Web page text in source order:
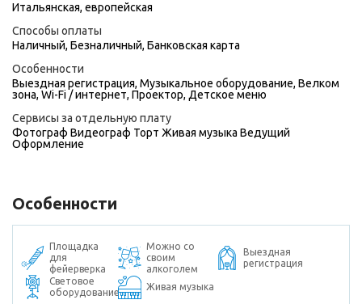
Итальянская, европейская
Способы оплаты
Наличный, Безналичный, Банковская карта
Особенности
Выездная регистрация, Музыкальное оборудование, Велком
зона, Wi-Fi / интернет, Проектор, Детское меню
Сервисы за отдельную плату
Фотограф Видеограф Торт Живая музыка Ведущий
Оформление
Особенности
Площадка
для
фейерверка
Можно со
своим
алкоголем
Выездная
регистрация
Световое
оборудование
Живая музыка